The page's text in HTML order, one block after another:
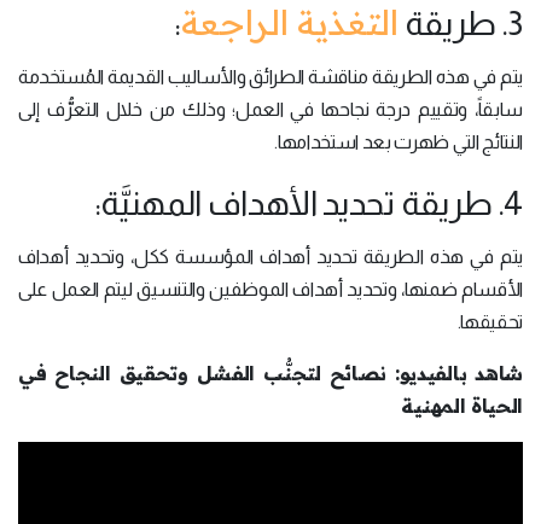
3. طريقة التغذية الراجعة:
يتم في هذه الطريقة مناقشة الطرائق والأساليب القديمة المُستخدمة
سابقاً، وتقييم درجة نجاحها في العمل؛ وذلك من خلال التعرُّف إلى
النتائج التي ظهرت بعد استخدامها.
4. طريقة تحديد الأهداف المهنيَّة:
يتم في هذه الطريقة تحديد أهداف المؤسسة ككل، وتحديد أهداف
الأقسام ضمنها، وتحديد أهداف الموظفين والتنسيق ليتم العمل على
تحقيقها.
شاهد بالفيديو: نصائح لتجنُّب الفشل وتحقيق النجاح في
الحياة المهنية